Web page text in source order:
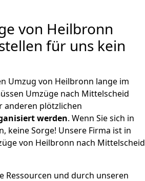
von Heilbronn
für uns kein
Umzug von Heilbronn lange im
Umzüge nach Mittelscheid
anderen plötzlichen
werden. Wenn Sie sich in
keine Sorge! Unsere Firma ist in
von Heilbronn nach Mittelscheid
Ressourcen und durch unseren